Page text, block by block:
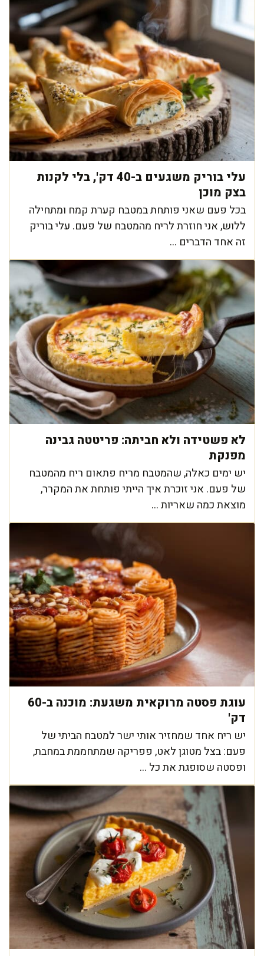
עלי בוריק משגעים ב-40 דק', בלי לקנות
בצק מוכן
בכל פעם שאני פותחת במטבח קערת קמח ומתחילה
ללוש, אני חוזרת לריח מהמטבח של פעם. עלי בוריק
זה אחד הדברים ...
לא פשטידה ולא חביתה: פריטטה גבינה
מפנקת
יש ימים כאלה, שהמטבח מריח פתאום ריח מהמטבח
של פעם. אני זוכרת איך הייתי פותחת את המקרר,
מוצאת כמה שאריות ...
עוגת פסטה מרוקאית משגעת: מוכנה ב-60
דק'
יש ריח אחד שמחזיר אותי ישר למטבח הביתי של
פעם: בצל מטוגן לאט, פפריקה שמתחממת במחבת,
ופסטה שסופגת את כל ...